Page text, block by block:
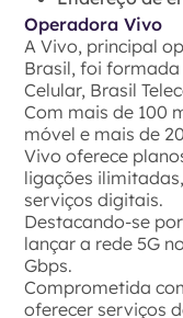
Operadora Vivo
A Vivo, principal
Brasil, foi formada
Celular, Brasil
Com mais de 100
móvel e mais de
Vivo oferece
ligações
serviços digitais.
Destacando-se
lançar a rede 5G
Gbps.
Comprometida
oferecer serviços